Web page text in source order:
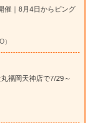
催｜8月4日からピング
福岡天神店で7/29～